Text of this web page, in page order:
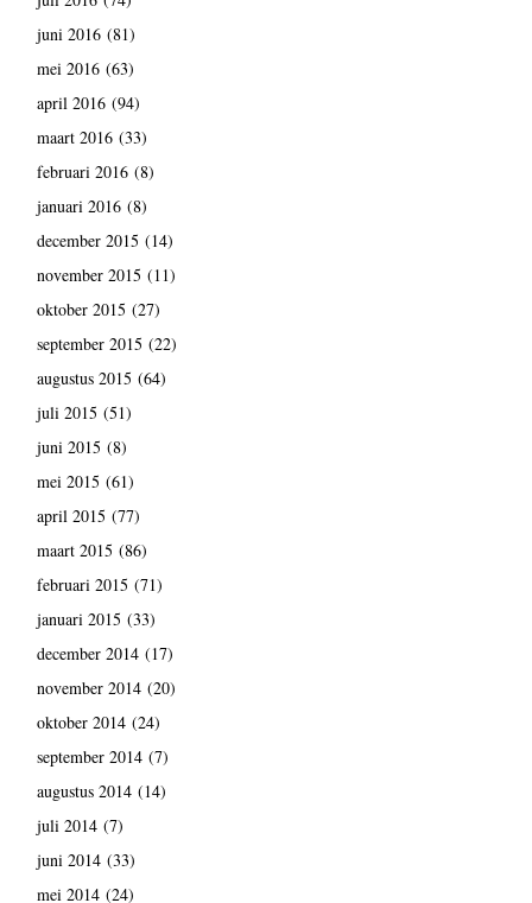
juni 2016(81)
mei 2016(63)
april 2016(94)
maart 2016(33)
februari 2016(8)
januari 2016(8)
december 2015 (14)
november 2015 (11)
oktober 2015 (27)
september 2015 (22)
augustus 2015 (64)
juli 2015 (51)
juni 2015 (8)
mei 2015 (61)
april 2015 (77)
maart 2015 (86)
februari 2015 (71)
januari 2015 (33)
december 2014(17)
november 2014(20)
oktober 2014(24)
september 2014(7)
augustus 2014(14)
juli 2014(7)
juni 2014(33)
mei 2014(24)